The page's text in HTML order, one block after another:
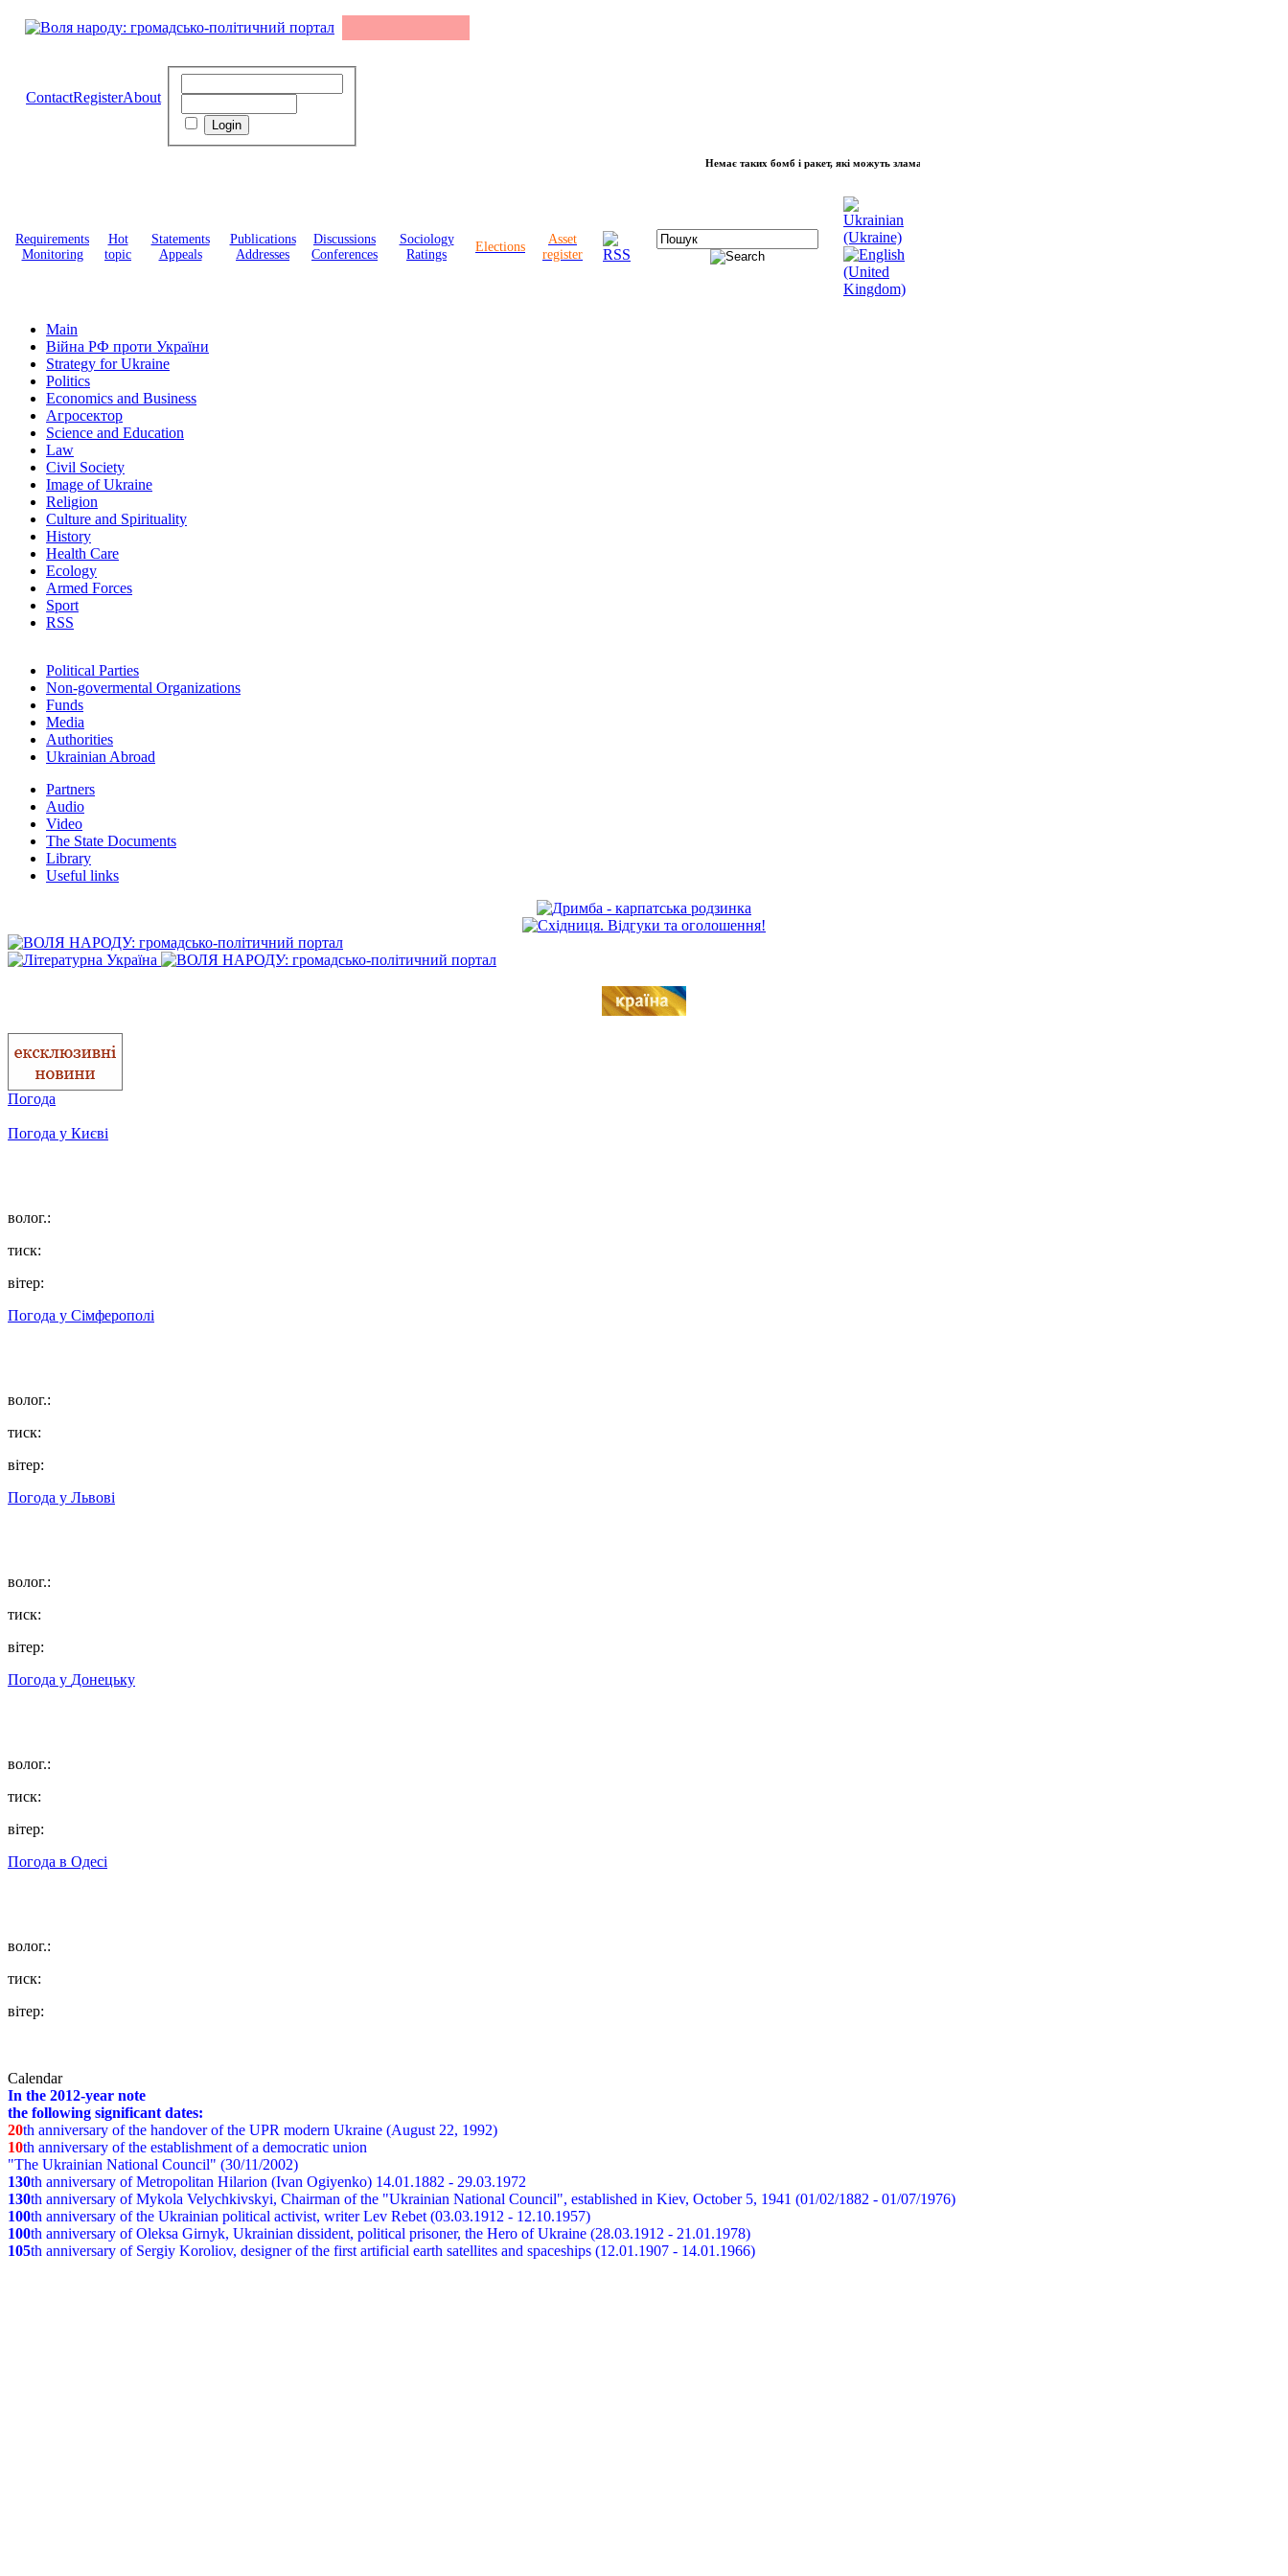
ContactRegisterAbout
Немає таких бомб і ракет, які можуть зламати волю народу, - Президент України Володимир Зеленський
Requirements
Monitoring
Hot
topic
Statements
Appeals
Publications
Addresses
Discussions
Conferences
Sociology
Ratings
Elections
Asset
register
Main
Війна РФ проти України
Strategy for Ukraine
Politics
Economics and Business
Агросектор
Science and Education
Law
Civil Society
Image of Ukraine
Religion
Culture and Spirituality
History
Health Care
Ecology
Armed Forces
Sport
RSS
Political Parties
Non-govermental Organizations
Funds
Мedia
Authorities
Ukrainian Abroad
Partners
Audio
Video
The State Documents
Library
Useful links
Погода
Погода у Києві
волог.:
тиск:
вітер:
Погода у Сімферополі
волог.:
тиск:
вітер:
Погода у Львові
волог.:
тиск:
вітер:
Погода у Донецьку
волог.:
тиск:
вітер:
Погода в Одесі
волог.:
тиск:
вітер:
Calendar
In the 2012-year note
the following significant dates:
20th anniversary of the handover of the UPR modern Ukraine (August 22, 1992)
10th anniversary of the establishment of a democratic union
"The Ukrainian National Council" (30/11/2002)
130th anniversary of Metropolitan Hilarion (Ivan Ogiyenko) 14.01.1882 - 29.03.1972
130th anniversary of Mykola Velychkivskyi, Chairman of the "Ukrainian National Council", established in Kiev, October 5, 1941 (01/02/1882 - 01/07/1976)
100th anniversary of the Ukrainian political activist, writer Lev Rebet (03.03.1912 - 12.10.1957)
100th anniversary of Oleksa Girnyk, Ukrainian dissident, political prisoner, the Hero of Ukraine (28.03.1912 - 21.01.1978)
105th anniversary of Sergiy Koroliov, designer of the first artificial earth satellites and spaceships (12.01.1907 - 14.01.1966)